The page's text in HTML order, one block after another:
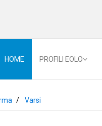
HOME PROFILI EOLO
Varsi